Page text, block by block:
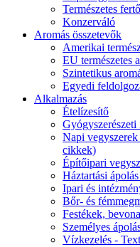
Természetes
Konzerváló
Aromás összetevők
Amerikai
EU természetes
Szintetikus
Egyedi
Alkalmazás
Ételízesítő
Napi
cikkek)
Építőipari
Háztartási
Ipari és
Bőr- és
Festékek,
Személyes
Vízkezelés -